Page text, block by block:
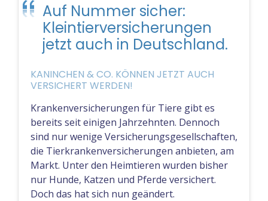
Auf Nummer sicher:
Kleintierversicherungen
jetzt auch in Deutschland.
KANINCHEN & CO. KÖNNEN JETZT AUCH
VERSICHERT WERDEN!
Krankenversicherungen für Tiere gibt es
bereits seit einigen Jahrzehnten. Dennoch
sind nur wenige Versicherungsgesellschaften,
die Tierkrankenversicherungen anbieten, am
Markt. Unter den Heimtieren wurden bisher
nur Hunde, Katzen und Pferde versichert.
Doch das hat sich nun geändert.